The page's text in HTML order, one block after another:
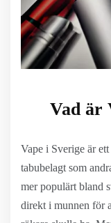
Vad är
Vape i Sverige är
tabubelagt som
mer populärt bland
direkt i munnen för